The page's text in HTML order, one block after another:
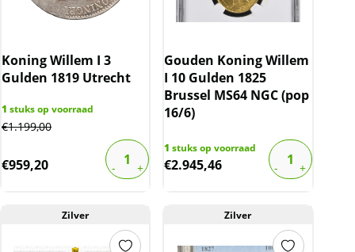
Koning Willem I 3
Gulden 1819 Utrecht
1 stuks op voorraad
€1.199,00
€959,20
Gouden Koning Willem
I 10 Gulden 1825
Brussel MS64 NGC (pop
16/6)
1 stuks op voorraad
€2.945,46
Zilver Zilver